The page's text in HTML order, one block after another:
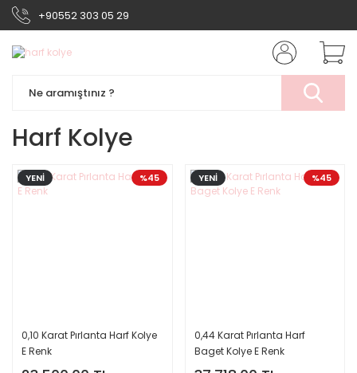
+90552 303 05 29
Harf Kolye
%45
YENİ
0,10 Karat Pırlanta Harf Kolye
E Renk
%45
YENİ
0,44 Karat Pırlanta Harf
Baget Kolye E Renk